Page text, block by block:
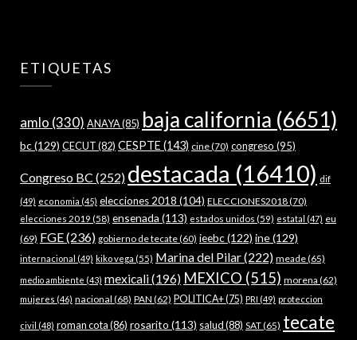
ETIQUETAS
amlo (330) ANAYA(85) baja california (6651)
bc(129) CECUT(82) CESPTE (143) cine(70) congreso (95)
Congreso BC (252) destacada (16410) dif
(49) economia (45) elecciones 2018 (104) ELECCIONES2018(70)
elecciones 2019 (58) ensenada (113) estados unidos (59) estatal (47) eu
(69) FGE(236) gobierno de tecate(60) ieebc(122) ine(129)
internacional (49) kiko vega (55) Marina del Pilar(222) meade(65)
medio ambiente (43) mexicali(196) MEXICO (515) morena (62)
mujeres (46) nacional (68) PAN (62) POLITICA+(75) PRI (49) proteccion
civil (48) roman cota(86) rosarito (113) salud(88) SAT(65) tecate